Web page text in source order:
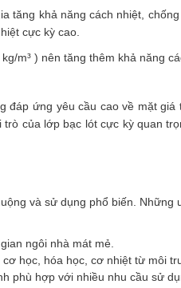
tăng khả năng cách nhiệt,
cực kỳ cao.
m³ ) nên tăng thêm khả năng
đáp ứng yêu cầu cao về mặt
của lớp bạc lót cực kỳ quan
và sử dụng phổ biến.
ngôi nhà mát mẻ.
học, hóa học, cơ nhiệt từ môi
phù hợp với nhiều nhu cầu sử